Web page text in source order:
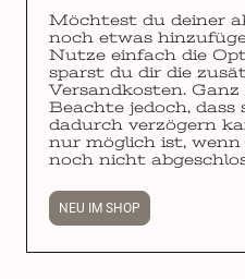
Möchtest du deiner
noch etwas
Nutze einfach die
sparst du dir die
Versandkosten.
Beachte jedoch, dass
dadurch verzögern
nur möglich ist, wenn
noch nicht
NEU IM SHOP